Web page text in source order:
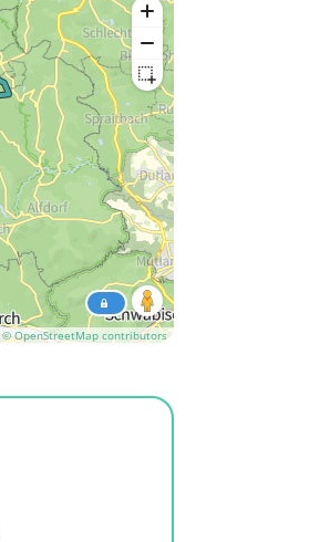
© OpenStreetMap contributors